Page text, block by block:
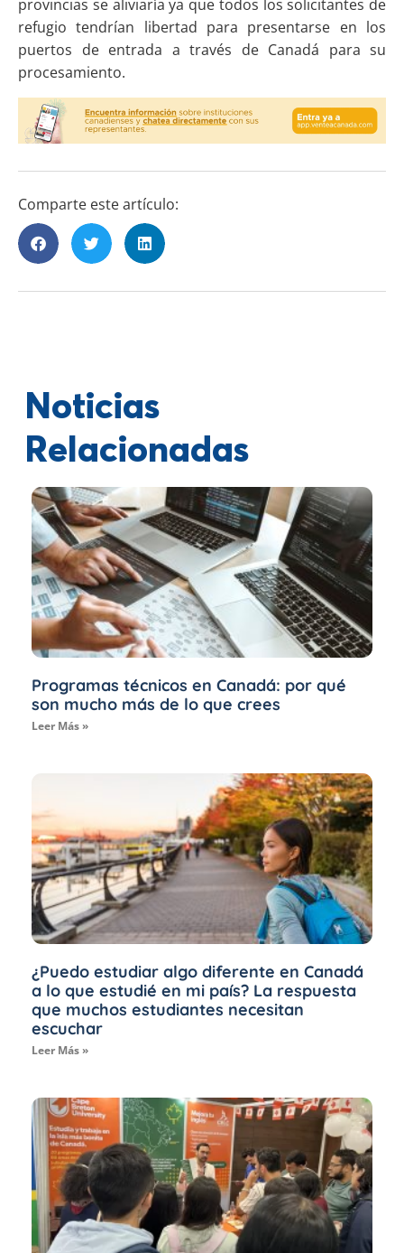
provincias se aliviaría ya que todos los solicitantes de
refugio tendrían libertad para presentarse en los
puertos de entrada a través de Canadá para su
procesamiento.
Comparte este artículo:
Noticias
Relacionadas
Programas técnicos en Canadá: por qué
son mucho más de lo que crees
Leer Más »
¿Puedo estudiar algo diferente en Canadá
a lo que estudié en mi país? La respuesta
que muchos estudiantes necesitan
escuchar
Leer Más »